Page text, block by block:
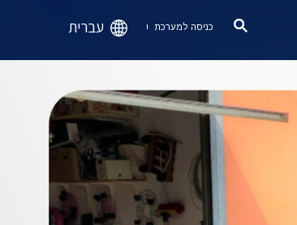
כניסה למערכת עברית